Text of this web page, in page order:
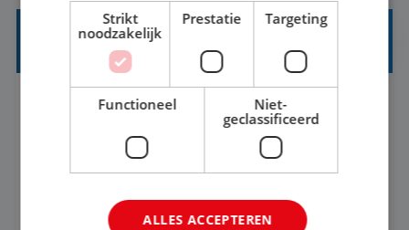
klanten te overtuigen om die droomreis te
boeken! ...
REISADVISEUR ALLROUND
Aalsmeer, Noord-Holland, Nederland
Baan
MBO
het nu voor jezelf is, of voor een ander: jij vindt
Strikt
noodzakelijk
Prestatie Targeting
Functioneel
Niet-
geclassificeerd
ALLES ACCEPTEREN